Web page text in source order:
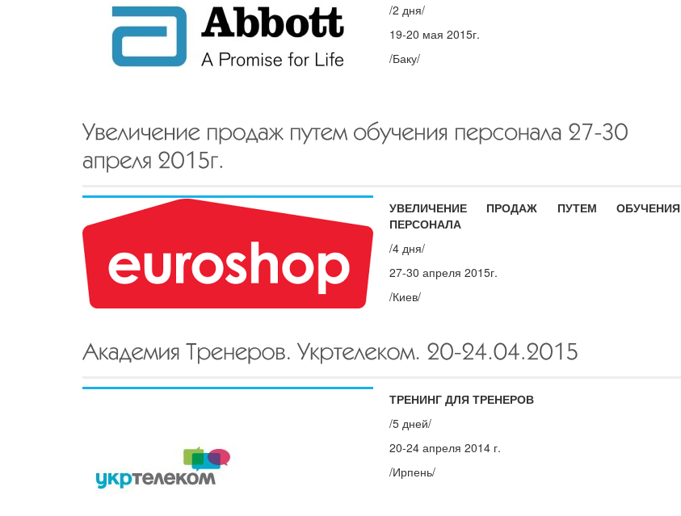
/2 дня/
19-20 мая 2015г.
/Баку/
УВЕЛИЧЕНИЕ ПРОДАЖ ПУТЕМ ОБУЧЕНИЯ
ПЕРСОНАЛА
/4 дня/
27-30 апреля 2015г.
/Киев/
ТРЕНИНГ ДЛЯ ТРЕНЕРОВ
/5 дней/
20-24 апреля 2014 г.
/Ирпень/